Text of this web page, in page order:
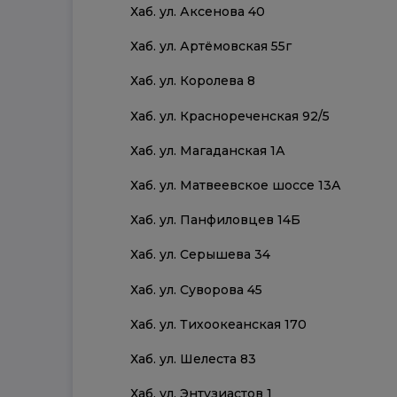
Хаб. ул. Аксенова 40
Хаб. ул. Артёмовская 55г
Хаб. ул. Королева 8
Хаб. ул. Краснореченская 92/5
Хаб. ул. Магаданская 1А
Хаб. ул. Матвеевское шоссе 13А
Хаб. ул. Панфиловцев 14Б
Хаб. ул. Серышева 34
Хаб. ул. Суворова 45
Хаб. ул. Тихоокеанская 170
Хаб. ул. Шелеста 83
Хаб. ул. Энтузиастов 1